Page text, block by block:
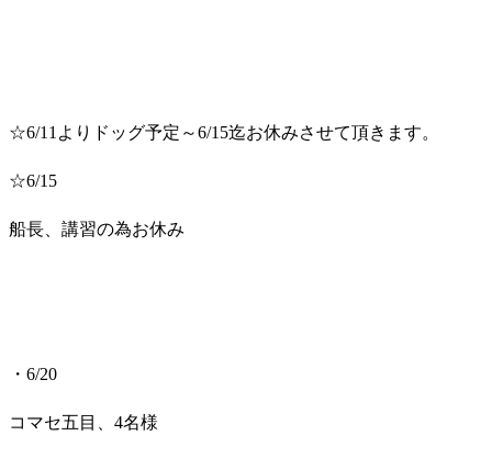
☆6/11よりドッグ予定～6/15迄お休みさせて頂きます。
☆6/15
船長、講習の為お休み
・6/20
コマセ五目、4名様